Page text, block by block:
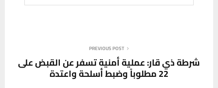
PREVIOUS POST
شرطة ذي قار: عملية أمنية تسفر عن القبض على
22 مطلوباً وضبط أسلحة واعتدة